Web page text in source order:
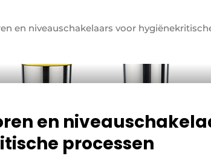
statement
en niveauschakelaars voor
en
processen